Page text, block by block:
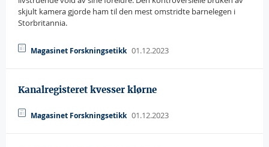
skjult kamera gjorde ham til den mest omstridte barnelegen i
Storbritannia.
Magasinet Forskningsetikk 01.12.2023
Kanalregisteret kvesser klørne
Magasinet Forskningsetikk 01.12.2023